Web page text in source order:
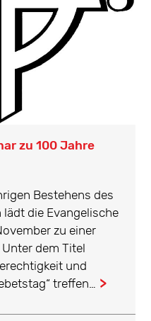
zu 100 Jahre
Bestehens des
die Evangelische
zu einer
dem Titel
und
treffen… ...